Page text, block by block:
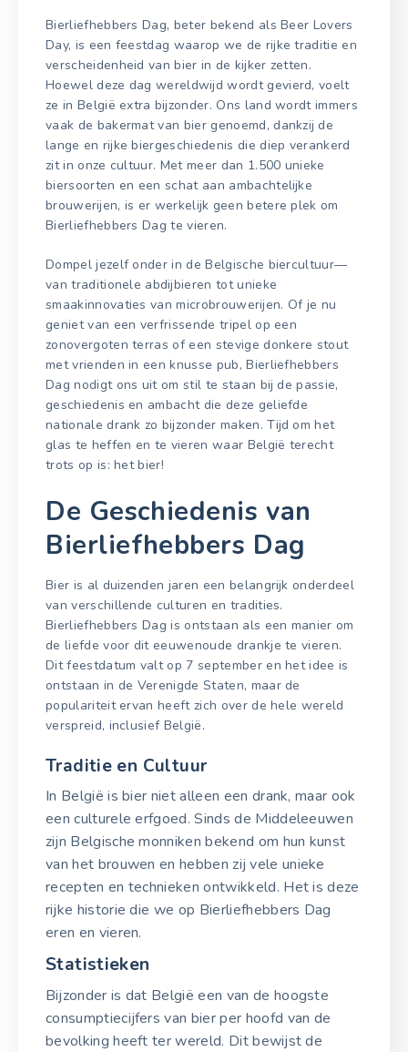
Bierliefhebbers Dag, beter bekend als Beer Lovers
Day, is een feestdag waarop we de rijke traditie en
verscheidenheid van bier in de kijker zetten.
Hoewel deze dag wereldwijd wordt gevierd, voelt
ze in België extra bijzonder. Ons land wordt immers
vaak de bakermat van bier genoemd, dankzij de
lange en rijke biergeschiedenis die diep verankerd
zit in onze cultuur. Met meer dan 1.500 unieke
biersoorten en een schat aan ambachtelijke
brouwerijen, is er werkelijk geen betere plek om
Bierliefhebbers Dag te vieren.
Dompel jezelf onder in de Belgische biercultuur—
van traditionele abdijbieren tot unieke
smaakinnovaties van microbrouwerijen. Of je nu
geniet van een verfrissende tripel op een
zonovergoten terras of een stevige donkere stout
met vrienden in een knusse pub, Bierliefhebbers
Dag nodigt ons uit om stil te staan bij de passie,
geschiedenis en ambacht die deze geliefde
nationale drank zo bijzonder maken. Tijd om het
glas te heffen en te vieren waar België terecht
trots op is: het bier!
De Geschiedenis van
Bierliefhebbers Dag
Bier is al duizenden jaren een belangrijk onderdeel
van verschillende culturen en tradities.
Bierliefhebbers Dag is ontstaan als een manier om
de liefde voor dit eeuwenoude drankje te vieren.
Dit feestdatum valt op 7 september en het idee is
ontstaan in de Verenigde Staten, maar de
populariteit ervan heeft zich over de hele wereld
verspreid, inclusief België.
Traditie en Cultuur
In België is bier niet alleen een drank, maar ook
een culturele erfgoed. Sinds de Middeleeuwen
zijn Belgische monniken bekend om hun kunst
van het brouwen en hebben zij vele unieke
recepten en technieken ontwikkeld. Het is deze
rijke historie die we op Bierliefhebbers Dag
eren en vieren.
Statistieken
Bijzonder is dat België een van de hoogste
consumptiecijfers van bier per hoofd van de
bevolking heeft ter wereld. Dit bewijst de